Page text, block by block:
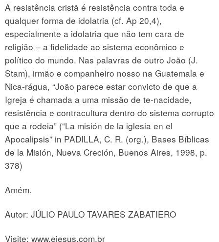
A resistência cristã é resistência contra toda e
qualquer forma de idolatria (cf. Ap 20,4),
especialmente a idolatria que não tem cara de
religião – a fidelidade ao sistema econômico e
político do mundo. Nas palavras de outro João (J.
Stam), irmão e companheiro nosso na Guatemala e
Nica-rágua, “João parece estar convicto de que a
Igreja é chamada a uma missão de te-nacidade,
resistência e contracultura dentro do sistema corrupto
que a rodeia” (“La misión de la iglesia en el
Apocalipsis” in PADILLA, C. R. (org.), Bases Bíblicas
de la Misión, Nueva Creción, Buenos Aires, 1998, p.
378)
Amém.
Autor: JÚLIO PAULO TAVARES ZABATIERO
Visite: www.ejesus.com.br